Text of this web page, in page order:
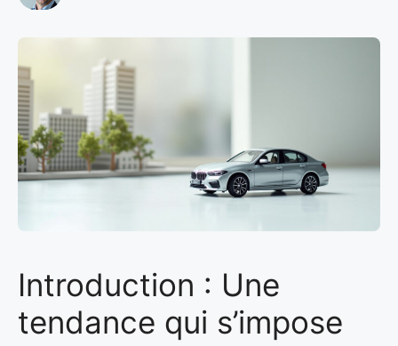
Introduction : Une
tendance qui s’impose